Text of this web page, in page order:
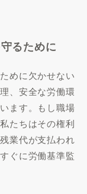
るために
めに欠かせない
、安全な労働環
ます。もし職場
たちはその権利
業代が支払われ
ぐに労働基準監